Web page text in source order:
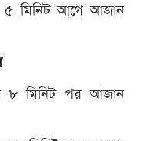
৫ মিনিট আগে আজান
৮ মিনিট পর আজান